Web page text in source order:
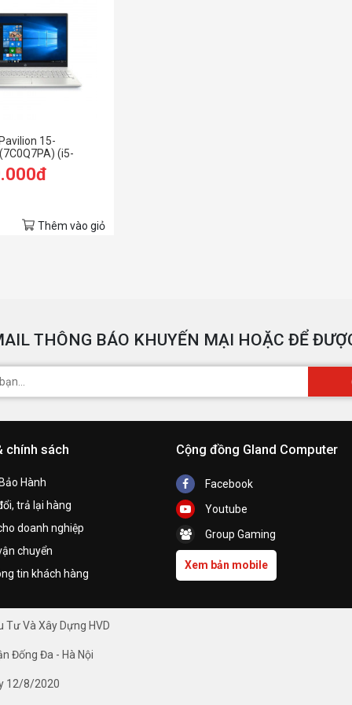
15-
(i5-
256GB
Win11/Bạc)
Thêm vào giỏ
THÔNG BÁO KHUYẾN MẠI HOẶC ĐỂ
chính sách
Hành
trả lại hàng
doanh nghiệp
chuyển
tin khách hàng
Cộng đồng Gland Computer
Facebook
Youtube
Group Gaming
Xem bản mobile
Và Xây Dựng HVD
Đống Đa - Hà Nội
12/8/2020